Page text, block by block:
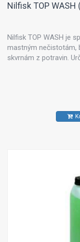
Nilfisk TOP WASH
Nilfisk TOP WASH je
mastným nečistotám,
skvrnám z potravin.